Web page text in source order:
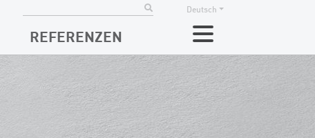
Deutsch
REFERENZEN